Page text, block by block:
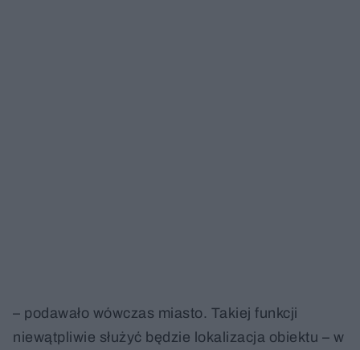
– podawało wówczas miasto. Takiej funkcji
niewątpliwie służyć będzie lokalizacja obiektu – w